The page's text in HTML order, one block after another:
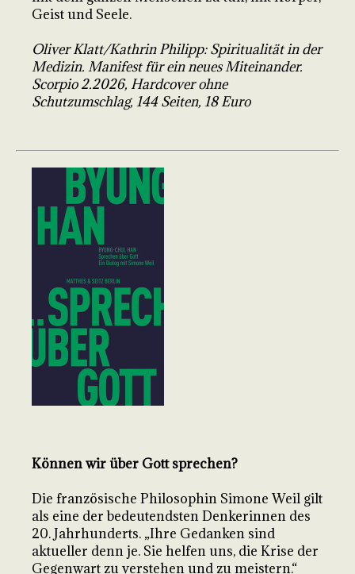
Geist und Seele.
Oliver Klatt/Kathrin Philipp: Spiritualität in der
Medizin. Manifest für ein neues Miteinander.
Scorpio 2.2026, Hardcover ohne
Schutzumschlag, 144 Seiten, 18 Euro
Können wir über Gott sprechen?
Die französische Philosophin Simone Weil gilt
als eine der bedeutendsten Denkerinnen des
20. Jahrhunderts. „Ihre Gedanken sind
aktueller denn je. Sie helfen uns, die Krise der
Gegenwart zu verstehen und zu meistern.“